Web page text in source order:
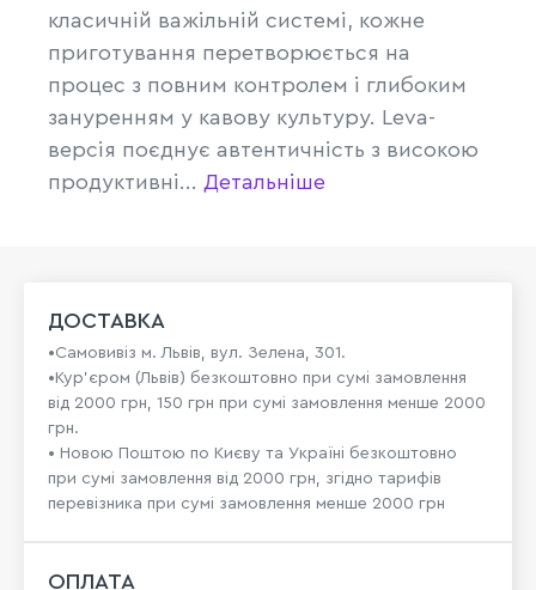
класичній важільній системі, кожне
приготування перетворюється на
процес з повним контролем і глибоким
зануренням у кавову культуру. Leva-
версія поєднує автентичність з високою
продуктивні... Детальніше
ДОСТАВКА
•Самовивіз м. Львів, вул. Зелена, 301.
•Кур'єром (Львів) безкоштовно при сумі замовлення
від 2000 грн, 150 грн при сумі замовлення менше 2000
грн.
• Новою Поштою по Києву та Україні безкоштовно
при сумі замовлення від 2000 грн, згідно тарифів
перевізника при сумі замовлення менше 2000 грн
ОПЛАТА